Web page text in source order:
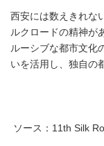
西安には数えきれな
ルクロードの精神が
ルーシブな都市文化
いを活用し、独自の
ソース：11th Silk